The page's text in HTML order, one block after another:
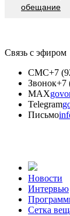
обещание
Связь с эфиром
СМС+7
Звонок+7
MAX
Telegram
Письмо
Новости
Интервью
Сетка